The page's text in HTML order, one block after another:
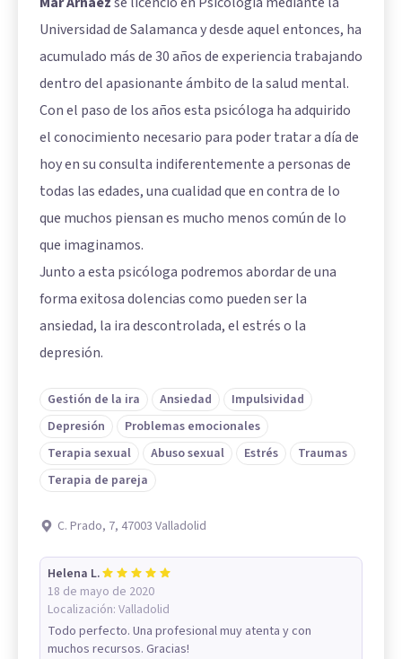
Universidad de Salamanca y desde aquel entonces, ha
acumulado más de 30 años de experiencia trabajando
dentro del apasionante ámbito de la salud mental.
Con el paso de los años esta psicóloga ha adquirido
el conocimiento necesario para poder tratar a día de
hoy en su consulta indiferentemente a personas de
todas las edades, una cualidad que en contra de lo
que muchos piensan es mucho menos común de lo
que imaginamos.
Junto a esta psicóloga podremos abordar de una
forma exitosa dolencias como pueden ser la
ansiedad, la ira descontrolada, el estrés o la
depresión.
Gestión de la ira Ansiedad
Impulsividad
Depresión
Problemas emocionales
Terapia sexual
Abuso sexual Estrés
Traumas
Terapia de pareja
C. Prado, 7, 47003 Valladolid
Helena L.
18 de mayo de 2020
Localización: Valladolid
Todo perfecto. Una profesional muy atenta y con
muchos recursos. Gracias!